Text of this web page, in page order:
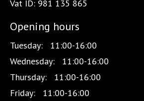
Vat ID: 981 135 865
Opening hours
Tuesday:
11:00-16:00
Wednesday:
11:00-16:00
Thursday:
11:00-16:00
Friday:
11:00-16:00